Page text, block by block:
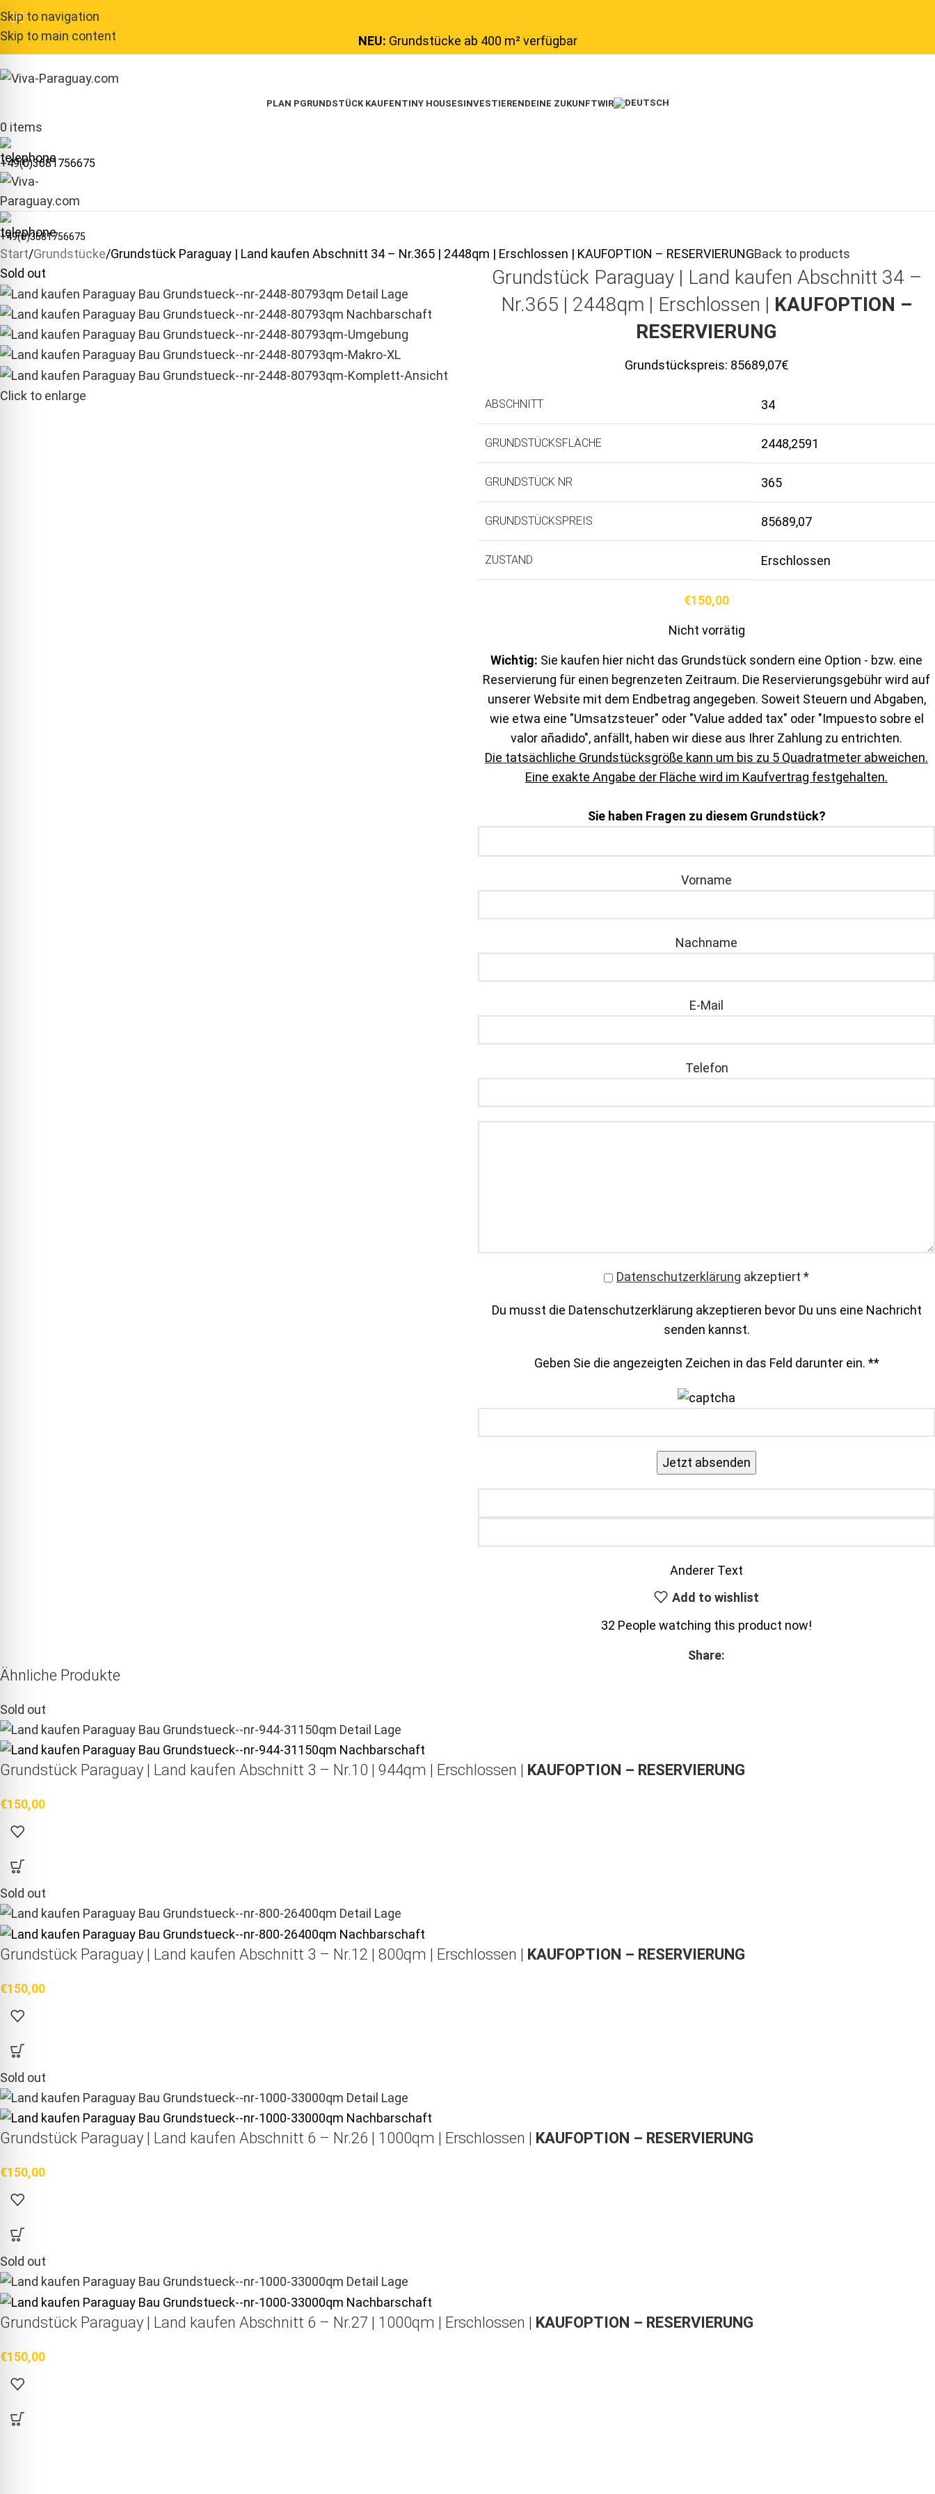
Skip to navigation
Skip to main content
NEU: Grundstücke ab 400 m² verfügbar
PLAN PGRUNDSTÜCK KAUFENTINY HOUSESINVESTIERENDEINE ZUKUNFTWIR
0 items
+49(0)3681756675
+49(0)3681756675
Start Grundstücke Grundstück Paraguay | Land kaufen Abschnitt 34 – Nr.365 | 2448qm | Erschlossen | KAUFOPTION – RESERVIERUNGBack to products
Sold out
Click to enlarge
Grundstück Paraguay | Land kaufen Abschnitt 34 –
Nr.365 | 2448qm | Erschlossen | KAUFOPTION –
RESERVIERUNG
Grundstückspreis: 85689,07€
ABSCHNITT 34
GRUNDSTÜCKSFLÄCHE 2448,2591
GRUNDSTÜCK NR 365
GRUNDSTÜCKSPREIS 85689,07
ZUSTAND Erschlossen
€150,00
Nicht vorrätig
Wichtig: Sie kaufen hier nicht das Grundstück sondern eine Option - bzw. eine
Reservierung für einen begrenzeten Zeitraum. Die Reservierungsgebühr wird auf
unserer Website mit dem Endbetrag angegeben. Soweit Steuern und Abgaben,
wie etwa eine "Umsatzsteuer" oder "Value added tax" oder "Impuesto sobre el
valor añadido", anfällt, haben wir diese aus Ihrer Zahlung zu entrichten.
Die tatsächliche Grundstücksgröße kann um bis zu 5 Quadratmeter abweichen.
Eine exakte Angabe der Fläche wird im Kaufvertrag festgehalten.
Sie haben Fragen zu diesem Grundstück?
Vorname
Nachname
E-Mail
Telefon
Datenschutzerklärung akzeptiert *
Du musst die Datenschutzerklärung akzeptieren bevor Du uns eine Nachricht
senden kannst.
Geben Sie die angezeigten Zeichen in das Feld darunter ein. **
Anderer Text
Add to wishlist
32 People watching this product now!
Share:
Ähnliche Produkte
Sold out
Grundstück Paraguay | Land kaufen Abschnitt 3 – Nr.10 | 944qm | Erschlossen | KAUFOPTION – RESERVIERUNG
€150,00
Sold out
Grundstück Paraguay | Land kaufen Abschnitt 3 – Nr.12 | 800qm | Erschlossen | KAUFOPTION – RESERVIERUNG
€150,00
Sold out
Grundstück Paraguay | Land kaufen Abschnitt 6 – Nr.26 | 1000qm | Erschlossen | KAUFOPTION – RESERVIERUNG
€150,00
Sold out
Grundstück Paraguay | Land kaufen Abschnitt 6 – Nr.27 | 1000qm | Erschlossen | KAUFOPTION – RESERVIERUNG
€150,00